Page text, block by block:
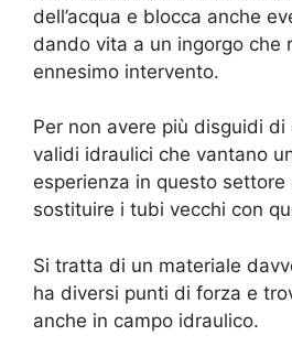
dell’acqua e blocca anche
dando vita a un ingorgo che
ennesimo intervento.
Per non avere più disguidi
validi idraulici che vantano
esperienza in questo
sostituire i tubi vecchi con
Si tratta di un materiale
ha diversi punti di forza e
anche in campo idraulico.